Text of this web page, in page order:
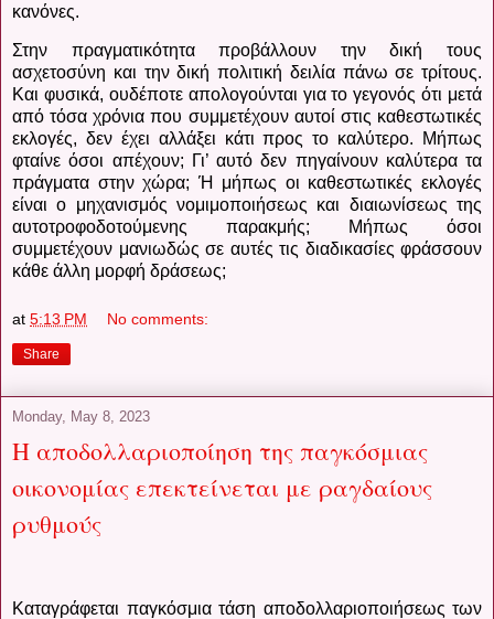
κανόνες.
Στην πραγματικότητα προβάλλουν την δική τους
ασχετοσύνη και την δική πολιτική δειλία πάνω σε τρίτους.
Και φυσικά, ουδέποτε απολογούνται για το γεγονός ότι μετά
από τόσα χρόνια που συμμετέχουν αυτοί στις καθεστωτικές
εκλογές, δεν έχει αλλάξει κάτι προς το καλύτερο. Μήπως
φταίνε όσοι απέχουν; Γι’ αυτό δεν πηγαίνουν καλύτερα τα
πράγματα στην χώρα; Ή μήπως οι καθεστωτικές εκλογές
είναι ο μηχανισμός νομιμοποιήσεως και διαιωνίσεως της
αυτοτροφοδοτούμενης παρακμής; Μήπως όσοι
συμμετέχουν μανιωδώς σε αυτές τις διαδικασίες φράσσουν
κάθε άλλη μορφή δράσεως;
at 5:13 PM No comments:
Share
Monday, May 8, 2023
Η αποδολλαριοποίηση της παγκόσμιας
οικονομίας επεκτείνεται με ραγδαίους
ρυθμούς
Καταγράφεται παγκόσμια τάση αποδολλαριοποιήσεως των